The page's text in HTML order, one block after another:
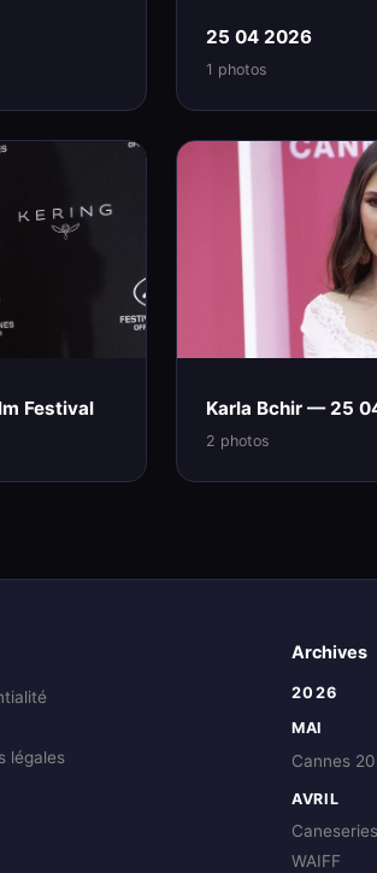
25 04 2026
1 photos
Festival Karla Bchir — 25
2 photos
légales
Archives
2026
MAI
Cannes
AVRIL
Caneseries
WAIFF